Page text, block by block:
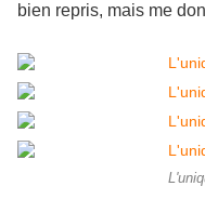
bien repris, mais me